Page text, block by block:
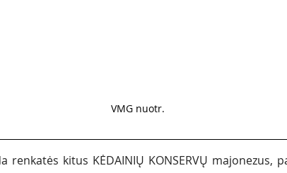
VMG nuotr.
renkatės kitus KĖDAINIŲ KONSERVŲ majonezus,